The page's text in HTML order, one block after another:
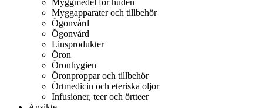
Myggmedel för huden
Myggapparater och tillbehör
Ögonvård
Ögonvård
Linsprodukter
Öron
Öronhygien
Öronproppar och tillbehör
Örtmedicin och eteriska oljor
Infusioner, teer och örtteer